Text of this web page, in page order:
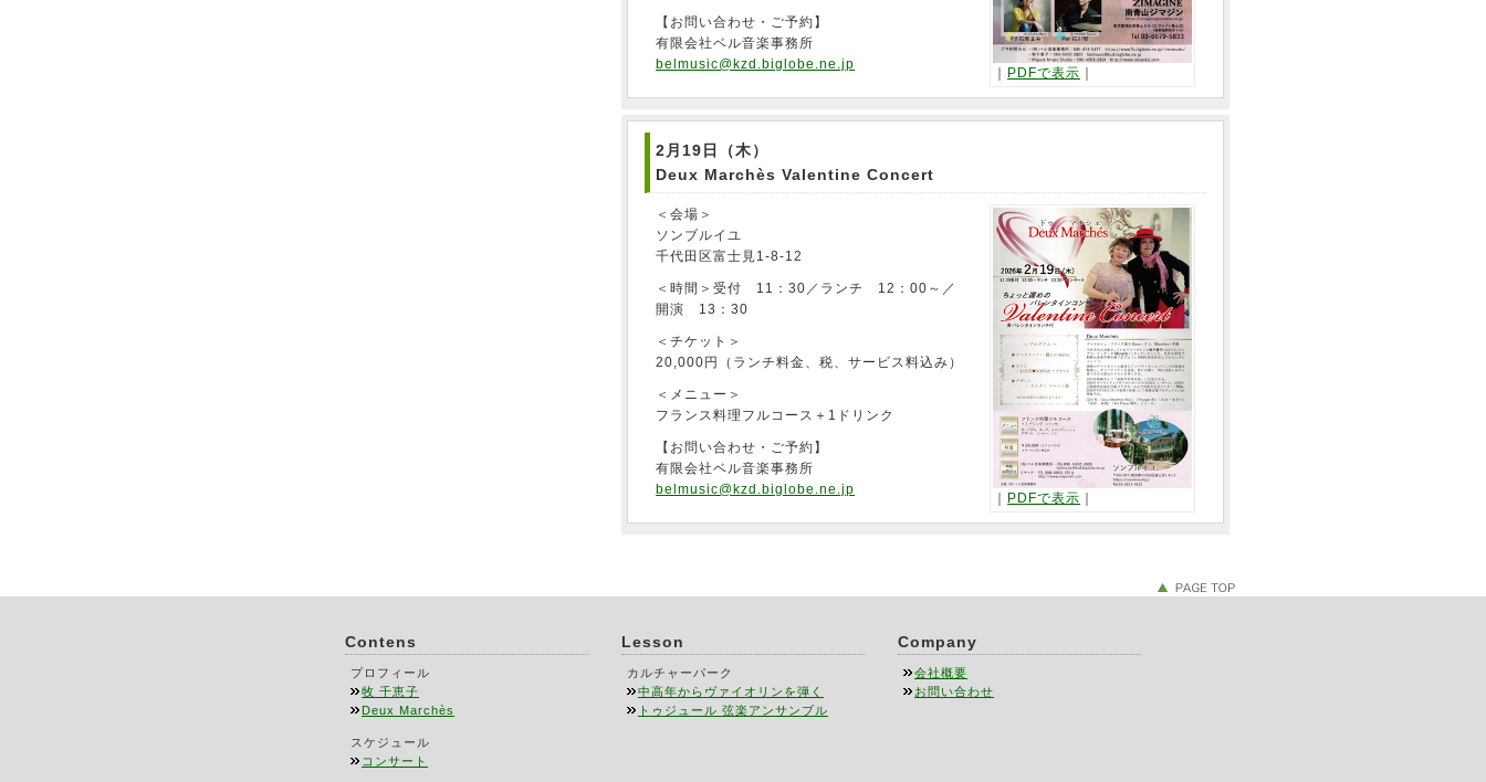
PDFで表示
【お問い合わせ・ご予約】
有限会社ベル音楽事務所
belmusic@kzd.biglobe.ne.jp
2月19日（木）
Deux Marchès Valentine Concert
PDFで表示
＜会場＞
ソンブルイユ
千代田区富士見1-8-12
＜時間＞受付 11：30／ランチ 12：00～／
開演 13：30
＜チケット＞
20,000円（ランチ料金、税、サービス料込み）
＜メニュー＞
フランス料理フルコース＋1ドリンク
【お問い合わせ・ご予約】
有限会社ベル音楽事務所
belmusic@kzd.biglobe.ne.jp
Contens
プロフィール
牧 千恵子
Deux Marchès
スケジュール
コンサート
Lesson
カルチャーパーク
中高年からヴァイオリンを弾く
トゥジュール 弦楽アンサンブル
Company
会社概要
お問い合わせ